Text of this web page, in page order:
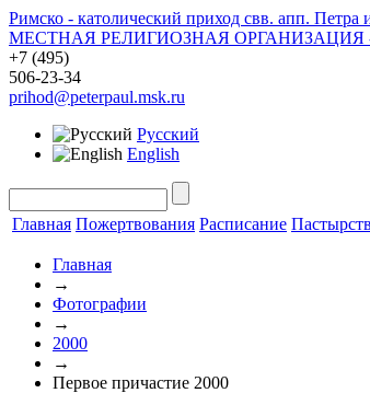
Римско - католический приход свв. апп. Петра
МЕСТНАЯ РЕЛИГИОЗНАЯ
+7 (495)
506-23-34
prihod@peterpaul.msk.ru
Русский
English
Главная Пожертвования Расписание
Главная
→
Фотографии
→
2000
→
Первое причастие 2000